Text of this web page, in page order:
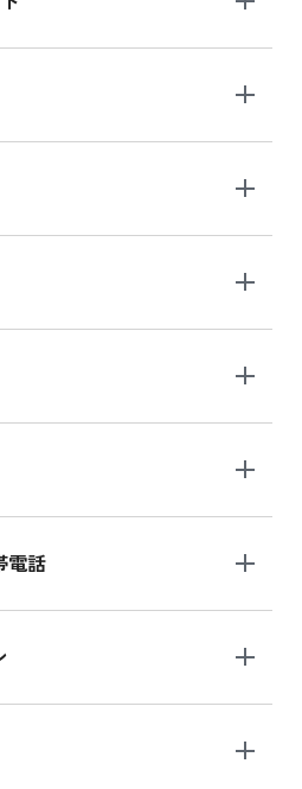
電話